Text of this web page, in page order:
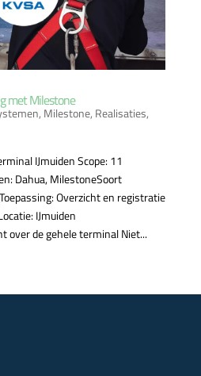
met Milestone
, Milestone, Realisaties,
IJmuiden Scope: 11
Dahua, MilestoneSoort
Overzicht en registratie
IJmuiden
over de gehele terminal Niet...